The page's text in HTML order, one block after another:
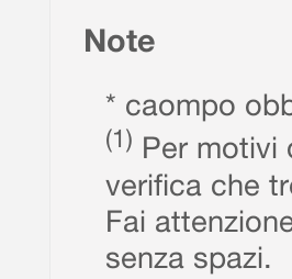
Note
* caompo
(1) Per motivi
verifica che
Fai
senza spazi.